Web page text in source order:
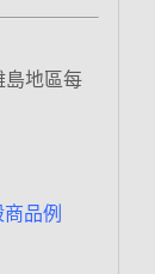
島地區每
品例